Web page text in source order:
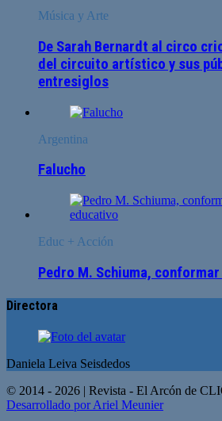
Música y Arte
De Sarah Bernardt al circo
del circuito artístico y sus
entresiglos
Argentina
Falucho
Educ + Acción
Pedro M. Schiuma,
Directora
Daniela Leiva Seisdedos
© 2014 - 2026 | Revista - El Arcón de
Desarrollado por Ariel Meunier